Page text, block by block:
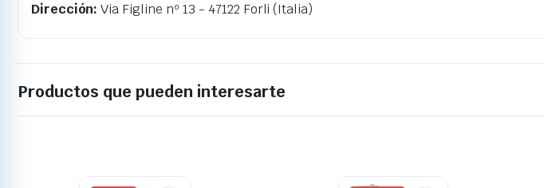
Dirección: Via Figline nº 13 - 47122 Forli (Italia)
Productos que pueden interesarte